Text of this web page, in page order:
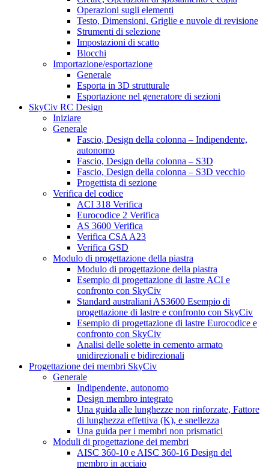
Operazioni sugli elementi
Testo, Dimensioni, Griglie e nuvole di revisione
Strumenti di selezione
Impostazioni di scatto
Blocchi
Importazione/esportazione
Generale
Esporta in 3D strutturale
Esportazione nel generatore di sezioni
SkyCiv RC Design
Iniziare
Generale
Fascio, Design della colonna – Indipendente,
autonomo
Fascio, Design della colonna – S3D
Fascio, Design della colonna – S3D vecchio
Progettista di sezione
Verifica del codice
ACI 318 Verifica
Eurocodice 2 Verifica
AS 3600 Verifica
Verifica CSA A23
Verifica GSD
Modulo di progettazione della piastra
Modulo di progettazione della piastra
Esempio di progettazione di lastre ACI e
confronto con SkyCiv
Standard australiani AS3600 Esempio di
progettazione di lastre e confronto con SkyCiv
Esempio di progettazione di lastre Eurocodice e
confronto con SkyCiv
Analisi delle solette in cemento armato
unidirezionali e bidirezionali
Progettazione dei membri SkyCiv
Generale
Indipendente, autonomo
Design membro integrato
Una guida alle lunghezze non rinforzate, Fattore
di lunghezza effettiva (K), e snellezza
Una guida per i membri non prismatici
Moduli di progettazione dei membri
AISC 360-10 e AISC 360-16 Design del
membro in acciaio